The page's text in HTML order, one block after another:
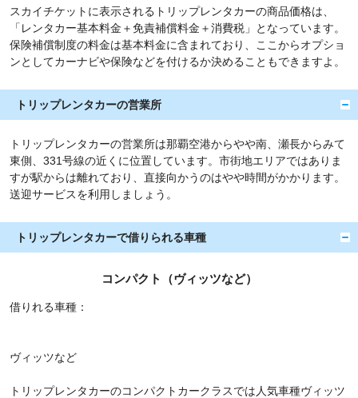
スカイチケットに表示されるトリップレンタカーの商品価格は、
「レンタカー基本料金＋免責補償料金＋消費税」となっています。
保険補償制度の料金は基本料金に含まれており、ここからオプショ
ンとしてカーナビや保険などを付けるか決めることもできますよ。
トリップレンタカーの営業所
トリップレンタカーの営業所は那覇空港からやや南、瀬長からみて
東側、331号線の近くに位置しています。市街地エリアではありま
すが駅からは離れており、直接向かうのはやや時間がかかります。
送迎サービスを利用しましょう。
トリップレンタカーで借りられる車種
コンパクト（ヴィッツなど）
借りれる車種：
ヴィッツなど
トリップレンタカーのコンパクトカークラスでは人気車種ヴィッツ